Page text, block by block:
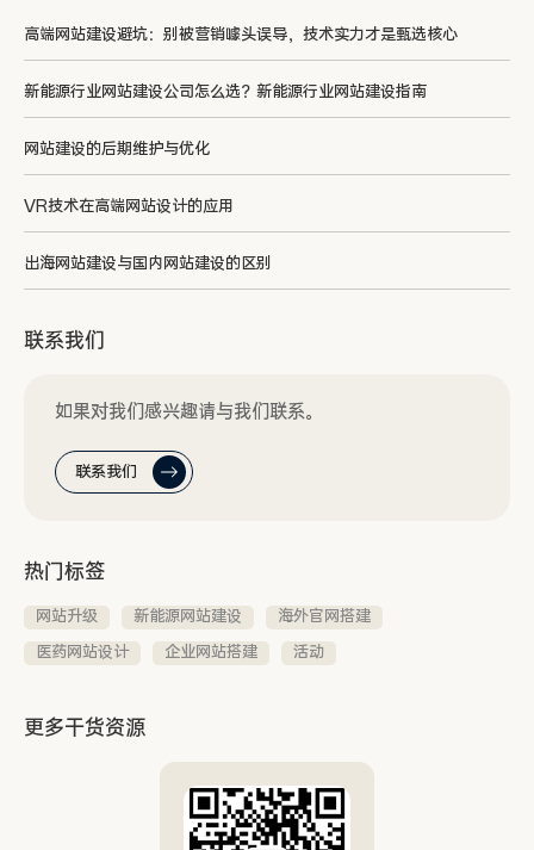
高端网站建设避坑：别被营销噱头误导，技术实力才是甄选核心
新能源行业网站建设公司怎么选？新能源行业网站建设指南
网站建设的后期维护与优化
VR技术在高端网站设计的应用
出海网站建设与国内网站建设的区别
联系我们
如果对我们感兴趣请与我们联系。
联系我们
热门标签
网站升级 新能源网站建设
海外官网搭建
医药网站设计
企业网站搭建 活动
更多干货资源